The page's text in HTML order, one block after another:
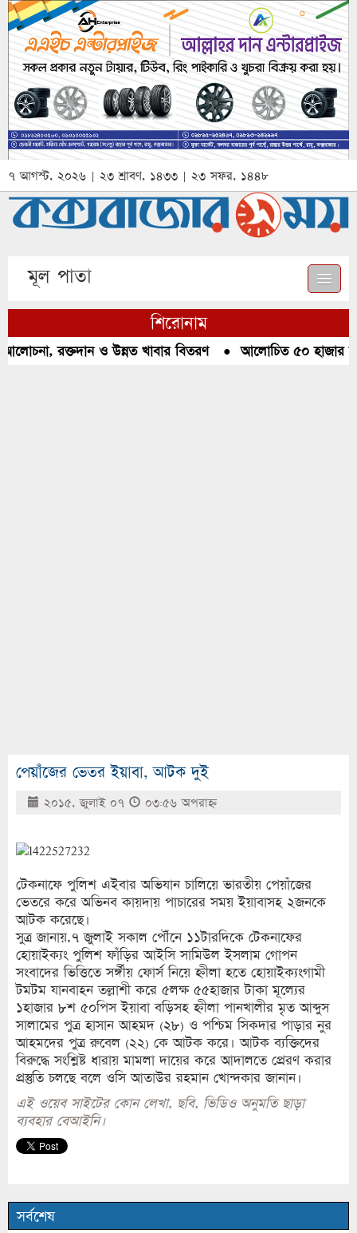
৭ আগস্ট, ২০২৬ | ২৩ শ্রাবণ, ১৪৩৩ | ২৩ সফর, ১৪৪৮
মূল পাতা
শিরোনাম
রক্তদান ও উন্নত খাবার বিতরণ● আলোচিত ৫০ হাজার
পেয়াঁজের ভেতর ইয়াবা, আটক দুই
২০১৫, জুলাই ০৭ ০৩:৫৬ অপরাহ্ণ
টেকনাফে পুলিশ এইবার অভিযান চালিয়ে ভারতীয় পেয়াঁজের
ভেতরে করে অভিনব কায়দায় পাচারের সময় ইয়াবাসহ ২জনকে
আটক করেছে।
সুত্র জানায়,৭ জুলাই সকাল পৌঁনে ১১টারদিকে টেকনাফের
হোয়াইক্যং পুলিশ ফাঁড়ির আইসি সামিউল ইসলাম গোপন
সংবাদের ভিত্তিতে সর্ঙ্গীয় ফোর্স নিয়ে হ্নীলা হতে হোয়াইক্যংগামী
টমটম যানবাহন তল্লাশী করে ৫লক্ষ ৫৫হাজার টাকা মূল্যের
১হাজার ৮শ ৫০পিস ইয়াবা বড়িসহ হ্নীলা পানখালীর মৃত আব্দুস
সালামের পুত্র হাসান আহমদ (২৮) ও পশ্চিম সিকদার পাড়ার নুর
আহমদের পুত্র রুবেল (২২) কে আটক করে। আটক ব্যক্তিদের
বিরুদ্ধে সংশ্লিষ্ট ধারায় মামলা দায়ের করে আদালতে প্রেরণ করার
প্রস্তুতি চলছে বলে ওসি আতাউর রহমান খোন্দকার জানান।
এই ওয়েব সাইটের কোন লেখা, ছবি, ভিডিও অনুমতি ছাড়া
ব্যবহার বেআইনি।
সর্বশেষ